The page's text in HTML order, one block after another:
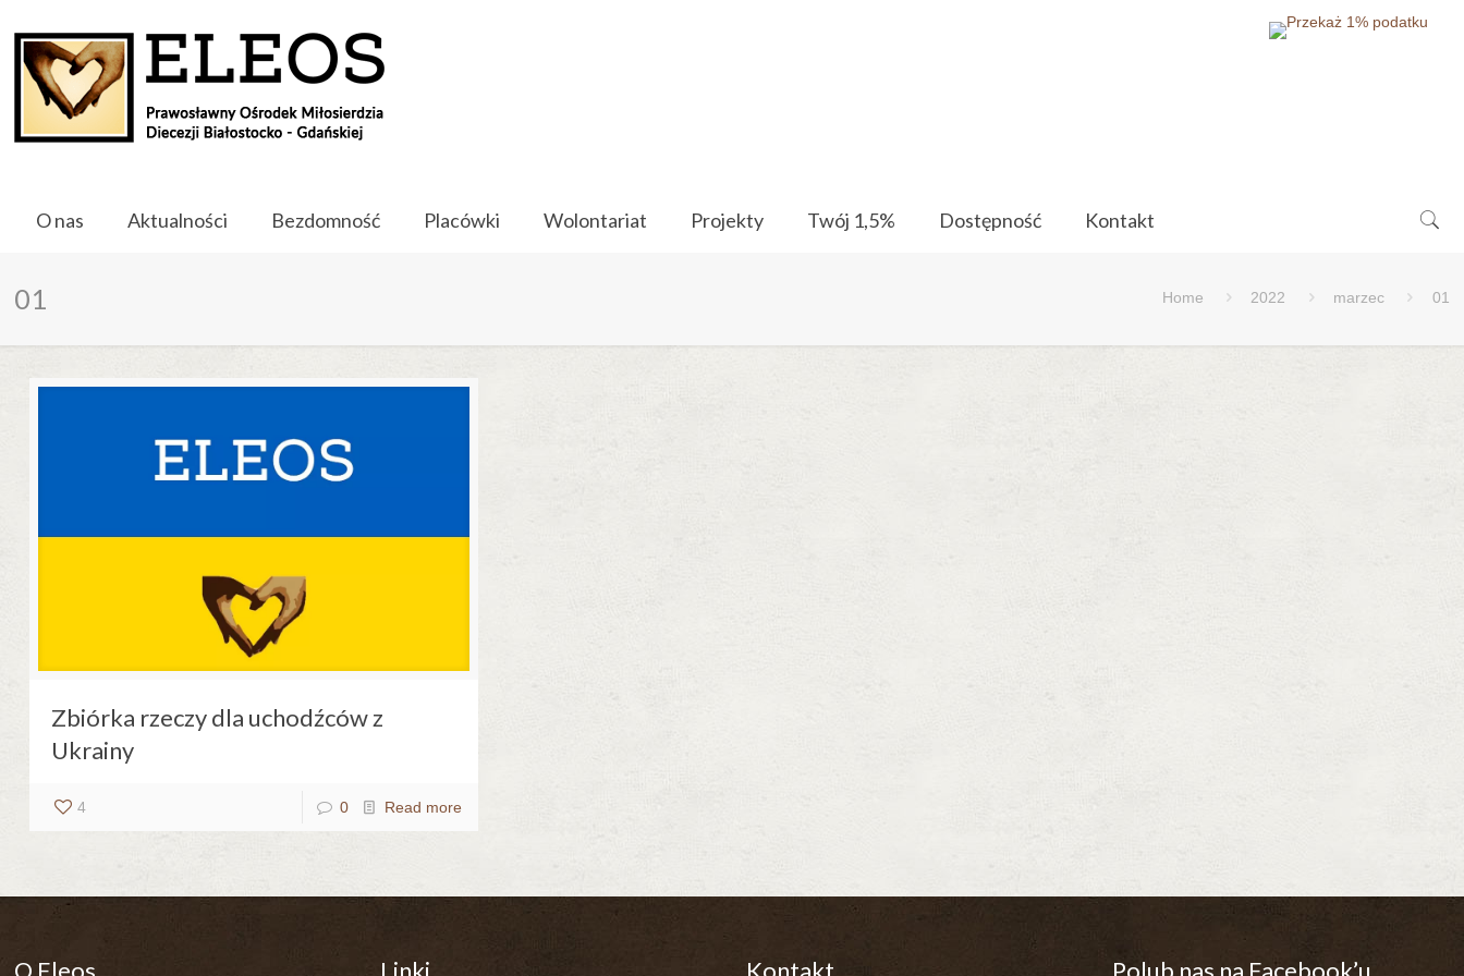
O nas Aktualności Bezdomność Placówki Wolontariat Projekty Twój 1,5% Dostępność Kontakt
01 Home 2022 marzec 01
Zbiórka rzeczy dla uchodźców z
Ukrainy
4 0 Read more
O Eleos Linki Kontakt Polub nas na Facebook’u